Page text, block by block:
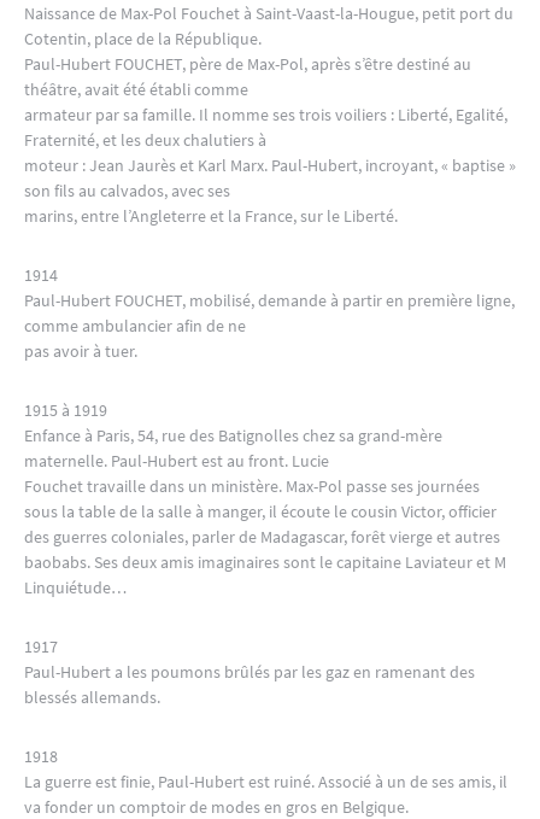
Naissance de Max-Pol Fouchet à Saint-Vaast-la-Hougue, petit port du
Cotentin, place de la République.
Paul-Hubert FOUCHET, père de Max-Pol, après s’être destiné au
théâtre, avait été établi comme
armateur par sa famille. Il nomme ses trois voiliers : Liberté, Egalité,
Fraternité, et les deux chalutiers à
moteur : Jean Jaurès et Karl Marx. Paul-Hubert, incroyant, « baptise »
son fils au calvados, avec ses
marins, entre l’Angleterre et la France, sur le Liberté.
1914
Paul-Hubert FOUCHET, mobilisé, demande à partir en première ligne,
comme ambulancier afin de ne
pas avoir à tuer.
1915 à 1919
Enfance à Paris, 54, rue des Batignolles chez sa grand-mère
maternelle. Paul-Hubert est au front. Lucie
Fouchet travaille dans un ministère. Max-Pol passe ses journées
sous la table de la salle à manger, il écoute le cousin Victor, officier
des guerres coloniales, parler de Madagascar, forêt vierge et autres
baobabs. Ses deux amis imaginaires sont le capitaine Laviateur et M
Linquiétude…
1917
Paul-Hubert a les poumons brûlés par les gaz en ramenant des
blessés allemands.
1918
La guerre est finie, Paul-Hubert est ruiné. Associé à un de ses amis, il
va fonder un comptoir de modes en gros en Belgique.